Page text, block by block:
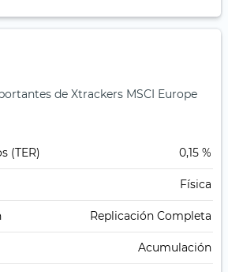
de Xtrackers MSCI Europe
(TER) 0,15 %
Física
Replicación Completa
Acumulación